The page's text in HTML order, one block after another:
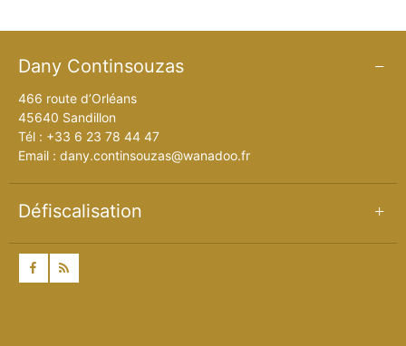
ANIMAUX D’AFRIQUE
AUTRES BRONZES
Dany Continsouzas
466 route d’Orléans
45640 Sandillon
Tél : +33 6 23 78 44 47
Email : dany.continsouzas@wanadoo.fr
Défiscalisation
facebook